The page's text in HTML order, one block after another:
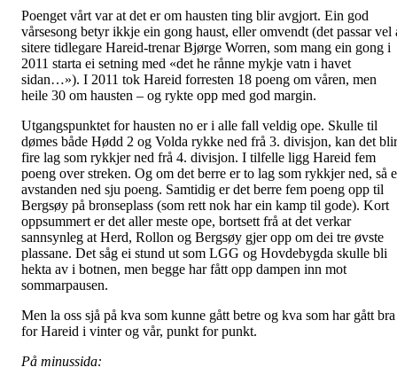
Poenget vårt var at det er om hausten ting blir avgjort. Ein god
vårsesong betyr ikkje ein gong haust, eller omvendt (det passar vel
sitere tidlegare Hareid-trenar Bjørge Worren, som mang ein gong i
2011 starta ei setning med «det he rånne mykje vatn i havet
sidan…»). I 2011 tok Hareid forresten 18 poeng om våren, men
heile 30 om hausten – og rykte opp med god margin.
Utgangspunktet for hausten no er i alle fall veldig ope. Skulle til
dømes både Hødd 2 og Volda rykke ned frå 3. divisjon, kan det blir
fire lag som rykkjer ned frå 4. divisjon. I tilfelle ligg Hareid fem
poeng over streken. Og om det berre er to lag som rykkjer ned, så
avstanden ned sju poeng. Samtidig er det berre fem poeng opp til
Bergsøy på bronseplass (som rett nok har ein kamp til gode). Kort
oppsummert er det aller meste ope, bortsett frå at det verkar
sannsynleg at Herd, Rollon og Bergsøy gjer opp om dei tre øvste
plassane. Det såg ei stund ut som LGG og Hovdebygda skulle bli
hekta av i botnen, men begge har fått opp dampen inn mot
sommarpausen.
Men la oss sjå på kva som kunne gått betre og kva som har gått bra
for Hareid i vinter og vår, punkt for punkt.
På minussida: